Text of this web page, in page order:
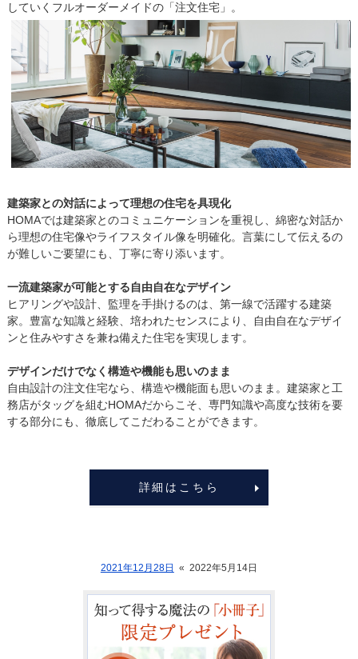
していくフルオーダーメイドの「注文住宅」。
建築家との対話によって理想の住宅を具現化
HOMAでは建築家とのコミュニケーションを重視し、綿密な対話か
ら理想の住宅像やライフスタイル像を明確化。言葉にして伝えるの
が難しいご要望にも、丁寧に寄り添います。
一流建築家が可能とする自由自在なデザイン
ヒアリングや設計、監理を手掛けるのは、第一線で活躍する建築
家。豊富な知識と経験、培われたセンスにより、自由自在なデザイ
ンと住みやすさを兼ね備えた住宅を実現します。
デザインだけでなく構造や機能も思いのまま
自由設計の注文住宅なら、構造や機能面も思いのまま。建築家と工
務店がタッグを組むHOMAだからこそ、専門知識や高度な技術を要
する部分にも、徹底してこだわることができます。
詳細はこちら
2021年12月28日 « 2022年5月14日